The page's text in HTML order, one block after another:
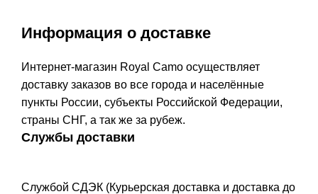
Информация о доставке
Интернет-магазин Royal Camo осуществляет
доставку заказов во все города и населённые
пункты России, субъекты Российской Федерации,
страны СНГ, а так же за рубеж.
Службы доставки
Службой СДЭК (Курьерская доставка и доставка до